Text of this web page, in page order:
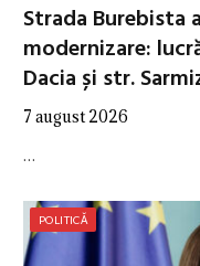
Strada Burebista
modernizare:
Dacia și str.
7 august 2026
…
POLITICĂ